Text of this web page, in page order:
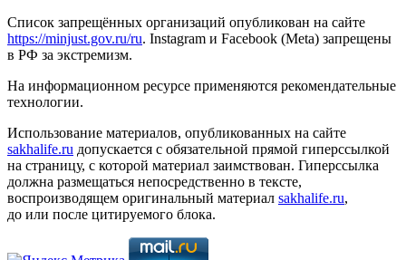
Список запрещённых организаций опубликован на сайте
https://minjust.gov.ru/ru. Instagram и Facebook (Metа) запрещены
в РФ за экстремизм.
На информационном ресурсе применяются рекомендательные
технологии.
Использование материалов, опубликованных на сайте
sakhalife.ru допускается с обязательной прямой гиперссылкой
на страницу, с которой материал заимствован. Гиперссылка
должна размещаться непосредственно в тексте,
воспроизводящем оригинальный материал sakhalife.ru,
до или после цитируемого блока.